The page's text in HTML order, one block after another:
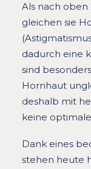
Als nach
gleichen sie
dadurch eine
sind
Hornhaut
deshalb mit
keine
Dank eines
stehen heute